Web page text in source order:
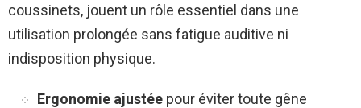
coussinets, jouent un rôle essentiel dans une
utilisation prolongée sans fatigue auditive ni
indisposition physique.
Ergonomie ajustée pour éviter toute gêne